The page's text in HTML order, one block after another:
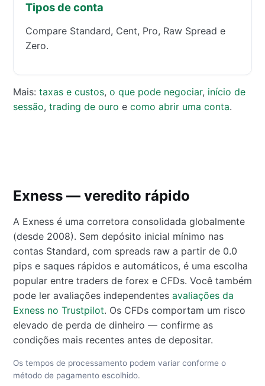
Tipos de conta
Compare Standard, Cent, Pro, Raw Spread e
Zero.
Mais: taxas e custos, o que pode negociar, início de
sessão, trading de ouro e como abrir uma conta.
Exness — veredito rápido
A Exness é uma corretora consolidada globalmente
(desde 2008). Sem depósito inicial mínimo nas
contas Standard, com spreads raw a partir de 0.0
pips e saques rápidos e automáticos, é uma escolha
popular entre traders de forex e CFDs. Você também
pode ler avaliações independentes avaliações da
Exness no Trustpilot. Os CFDs comportam um risco
elevado de perda de dinheiro — confirme as
condições mais recentes antes de depositar.
Os tempos de processamento podem variar conforme o
método de pagamento escolhido.